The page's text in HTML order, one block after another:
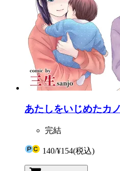
あたしをいじめたカ
完結
140/¥154(税込)